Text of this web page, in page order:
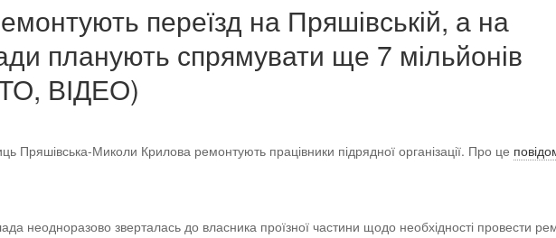
переїзд на Пряшівській, а на
планують спрямувати ще 7 мільйонів
ВІДЕО)
Пряшівська-Миколи Крилова ремонтують працівники підрядної організації. Про це
неодноразово зверталась до власника проїзної частини щодо необхідності провести